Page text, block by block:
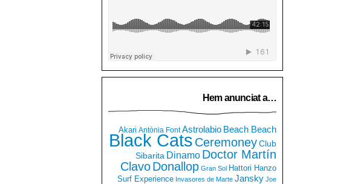
Hem anunciat a…
Akari Antònia Font Astrolabio Beach Beach
Black Cats CeremoneyClub
Sibarita Dinamo Doctor Martín
ClavoDonallop Gran Sol Hattori Hanzo
Surf Experience Invasores de Marte Jansky Joe